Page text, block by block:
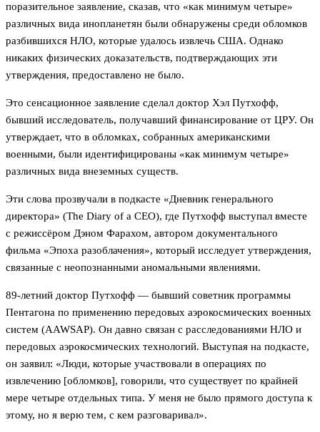
поразительное заявление, сказав, что «как минимум четыре»
различных вида инопланетян были обнаружены среди обломков
разбившихся НЛО, которые удалось извлечь США. Однако
никаких физических доказательств, подтверждающих эти
утверждения, предоставлено не было.
Это сенсационное заявление сделал доктор Хэл Путхофф,
бывший исследователь, получавший финансирование от ЦРУ. Он
утверждает, что в обломках, собранных американскими
военными, были идентифицированы «как минимум четыре»
различных вида внеземных существ.
Эти слова прозвучали в подкасте «Дневник генерального
директора» (The Diary of a CEO), где Путхофф выступал вместе
с режиссёром Дэном Фарахом, автором документального
фильма «Эпоха разоблачения», который исследует утверждения,
связанные с неопознанными аномальными явлениями.
89-летний доктор Путхофф — бывший советник программы
Пентагона по применению передовых аэрокосмических военных
систем (AAWSAP). Он давно связан с расследованиями НЛО и
передовых аэрокосмических технологий. Выступая на подкасте,
он заявил: «Люди, которые участвовали в операциях по
извлечению [обломков], говорили, что существует по крайней
мере четыре отдельных типа. У меня не было прямого доступа к
этому, но я верю тем, с кем разговаривал».